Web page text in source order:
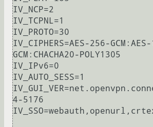
IV_NCP=2
IV_TCPNL=1
IV_PROTO=30
IV_CIPHERS=AES-256-
GCM:CHACHA20-POLY1305
IV_IPv6=0
IV_AUTO_SESS=1
4-5176